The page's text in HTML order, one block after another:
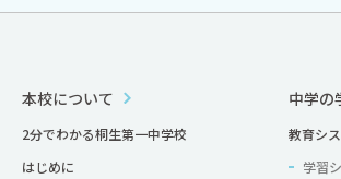
本校について
2分でわかる桐生第一中学校
はじめに
中学の
教育シ
学習